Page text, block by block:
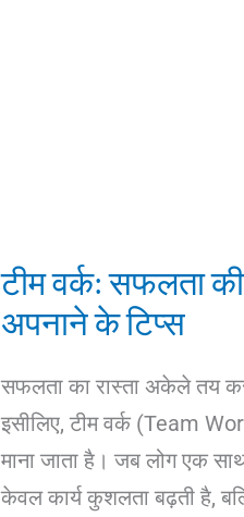
टीम वर्क: सफलता
अपनाने के टिप्स
सफलता का रास्ता अकेले तय
इसीलिए, टीम वर्क (Team
माना जाता है। जब लोग एक
केवल कार्य कुशलता बढ़ती है,